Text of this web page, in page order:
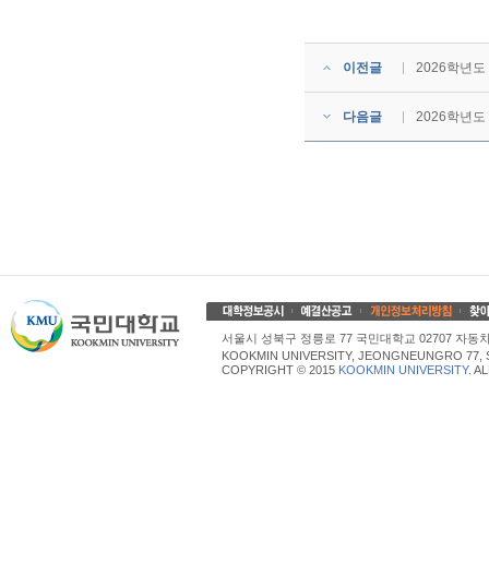
이전글 2026학년도
다음글 2026학년도
서울시 성북구 정릉로 77 국민대학교 02707 자동
KOOKMIN UNIVERSITY, JEONGNEUNGRO
COPYRIGHT © 2015 KOOKMIN UNIVERSITY.